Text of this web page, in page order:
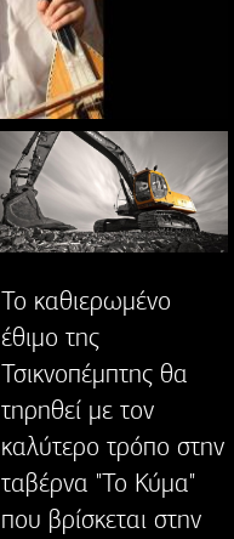
Το καθιερωμένο
έθιμο της
Τσικνοπέμπτης θα
τηρηθεί με τον
καλύτερο τρόπο στην
ταβέρνα "Το Κύμα"
που βρίσκεται στην